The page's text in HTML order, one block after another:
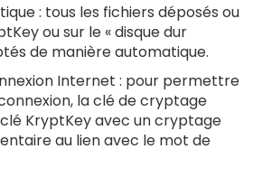
: tous les fichiers déposés ou
ou sur le « disque dur
de manière automatique.
Internet : pour permettre
la clé de cryptage
KryptKey avec un cryptage
au lien avec le mot de